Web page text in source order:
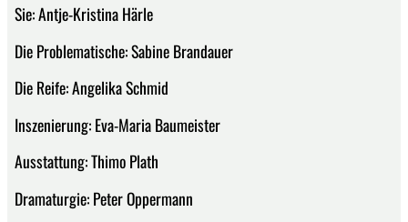
Sie: Antje-Kristina Härle
Die Problematische: Sabine Brandauer
Die Reife: Angelika Schmid
Inszenierung: Eva-Maria Baumeister
Ausstattung: Thimo Plath
Dramaturgie: Peter Oppermann